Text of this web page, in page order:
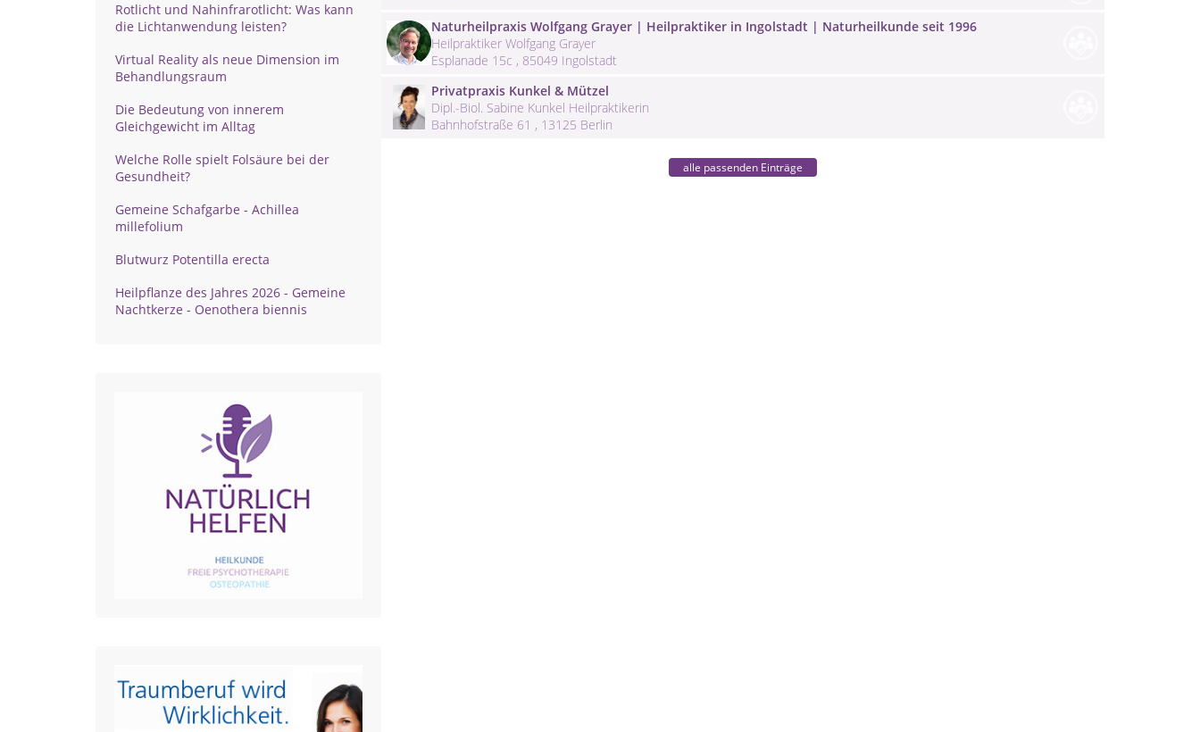
Rotlicht und Nahinfrarotlicht: Was kann
die Lichtanwendung leisten?
Virtual Reality als neue Dimension im
Behandlungsraum
Die Bedeutung von innerem
Gleichgewicht im Alltag
Welche Rolle spielt Folsäure bei der
Gesundheit?
Gemeine Schafgarbe - Achillea
millefolium
Blutwurz Potentilla erecta
Heilpflanze des Jahres 2026 - Gemeine
Nachtkerze - Oenothera biennis
Naturheilpraxis Wolfgang Grayer | Heilpraktiker in Ingolstadt | Naturheilkunde seit 1996
Heilpraktiker Wolfgang Grayer
Esplanade 15c , 85049 Ingolstadt
Privatpraxis Kunkel & Mützel
Dipl.-Biol. Sabine Kunkel Heilpraktikerin
Bahnhofstraße 61 , 13125 Berlin
alle passenden Einträge